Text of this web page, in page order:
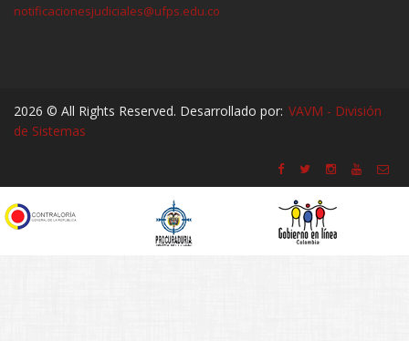
notificacionesjudiciales@ufps.edu.co
2026 © All Rights Reserved. Desarrollado por: VAVM - División
de Sistemas